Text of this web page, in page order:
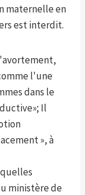
maternelle en
est interdit.
l'une
dans le
Il
», à
ministère de